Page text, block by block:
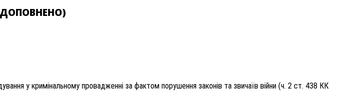
(ДОПОВНЕНО)
у кримінальному провадженні за фактом порушення законів та звичаїв війни (ч. 2 ст. 438 КК